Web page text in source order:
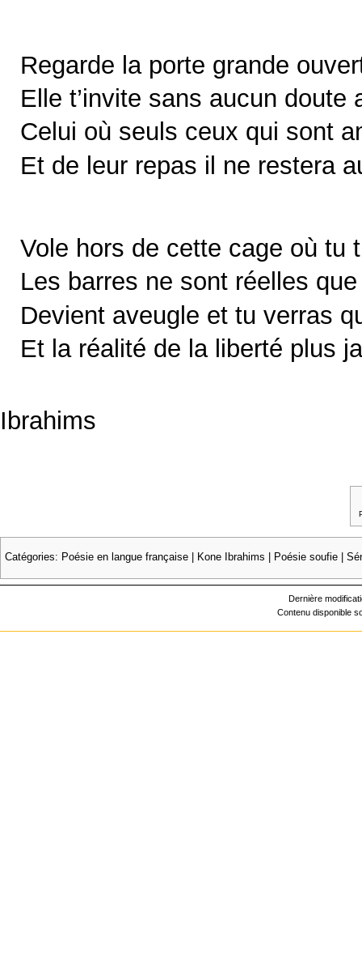
Regarde la porte grande
Elle t’invite sans aucun doute
Celui où seuls ceux qui sont
Et de leur repas il ne restera
Vole hors de cette cage où tu
Les barres ne sont réelles
Devient aveugle et tu verras
Et la réalité de la liberté plus
Ibrahims
Catégories: Poésie en langue française Kone Ibrahims Poésie soufie
Dernière
Contenu disponible